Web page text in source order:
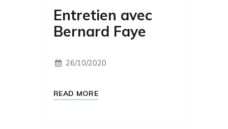
Entretien avec
Bernard Faye
26/10/2020
READ MORE